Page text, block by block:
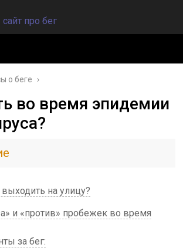
о беге ›
во время эпидемии
на улицу?
и «против» пробежек во время
за бег: